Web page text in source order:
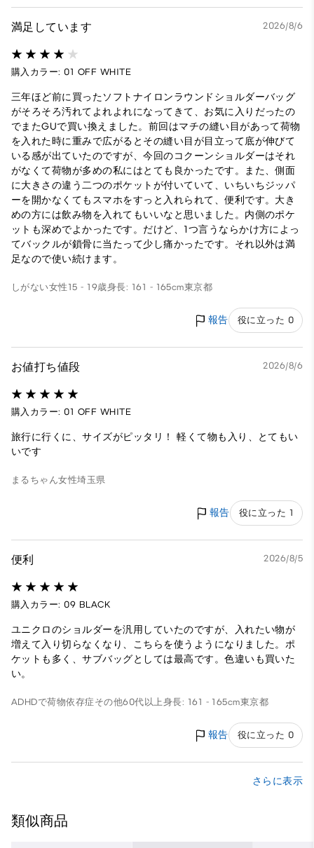
満足しています 2026/8/6
購入カラー: 01 OFF WHITE
三年ほど前に買ったソフトナイロンラウンドショルダーバッグ
がそろそろ汚れてよれよれになってきて、お気に入りだったの
でまたGUで買い換えました。前回はマチの縫い目があって荷物
を入れた時に重みで広がるとその縫い目が目立って底が伸びて
いる感が出ていたのですが、今回のコクーンショルダーはそれ
がなくて荷物が多めの私にはとても良かったです。また、側面
に大きさの違う二つのポケットが付いていて、いちいちジッパ
ーを開かなくてもスマホをすっと入れられて、便利です。大き
めの方には飲み物を入れてもいいなと思いました。内側のポケ
ットも深めでよかったです。だけど、1つ言うならかけ方によっ
てバックルが鎖骨に当たって少し痛かったです。それ以外は満
足なので使い続けます。
しがない女性 15 - 19歳身長: 161 - 165cm東京都
報告 役に立った 0
お値打ち値段 2026/8/6
購入カラー: 01 OFF WHITE
旅行に行くに、サイズがピッタリ！ 軽くて物も入り、とてもい
いです
まるちゃん女性埼玉県
報告 役に立った 1
便利 2026/8/5
購入カラー: 09 BLACK
ユニクロのショルダーを汎用していたのですが、入れたい物が
増えて入り切らなくなり、こちらを使うようになりました。ポ
ケットも多く、サブバッグとしては最高です。色違いも買いた
い。
ADHDで荷物依存症 その他60代以上身長: 161 - 165cm東京都
報告 役に立った 0
さらに表示
類似商品